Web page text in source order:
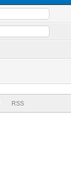
RSS